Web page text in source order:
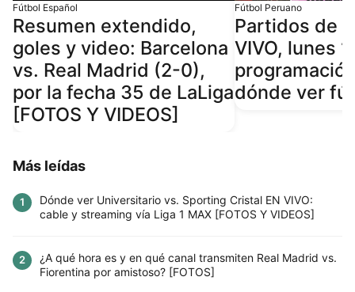
Fútbol Español
Resumen extendido,
goles y video: Barcelona
vs. Real Madrid (2-0),
por la fecha 35 de LaLiga
[FOTOS Y VIDEOS]
Fútbol Peruano
Partidos de
VIVO, lunes
dónde ver
Más leídas
1
Dónde ver Universitario vs. Sporting Cristal EN VIVO:
cable y streaming vía Liga 1 MAX [FOTOS Y VIDEOS]
2
¿A qué hora es y en qué canal transmiten Real Madrid vs.
Fiorentina por amistoso? [FOTOS]